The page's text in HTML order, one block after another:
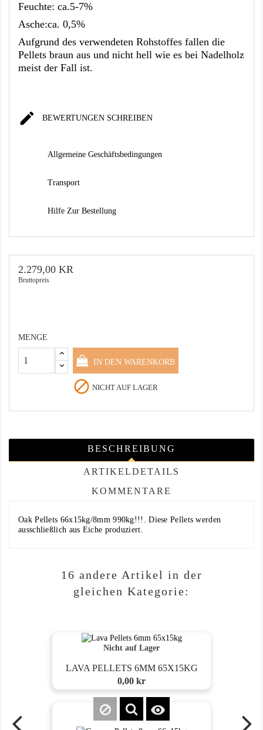
Feuchte: ca.5-7%
Asche:ca. 0,5%
Aufgrund des verwendeten Rohstoffes fallen die
Pellets braun aus und nicht hell wie es bei Nadelholz
meist der Fall ist.
 BEWERTUNGEN SCHREIBEN
Allgemeine Geschäftsbedingungen
Transport
Hilfe Zur Bestellung
2.279,00 KR
Bruttopreis
MENGE
IN DEN WARENKORB
 NICHT AUF LAGER
BESCHREIBUNG
ARTIKELDETAILS
KOMMENTARE
Oak Pellets 66x15kg/8mm 990kg!!!. Diese Pellets werden
ausschließlich aus Eiche produziert.
16 andere Artikel in der
gleichen Kategorie:
Nicht auf Lager
LAVA PELLETS 6MM 65X15KG
Preis
0,00 kr
